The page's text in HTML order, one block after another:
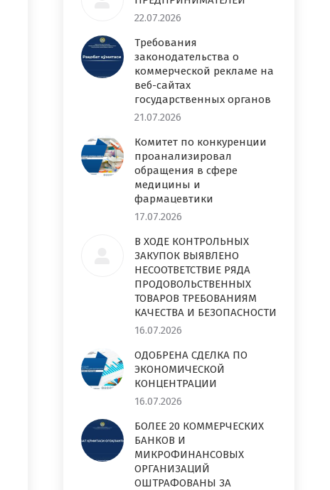
22.07.2026
Требования
законодательства о
коммерческой рекламе на
веб-сайтах
государственных органов
21.07.2026
Комитет по конкуренции
проанализировал
обращения в сфере
медицины и
фармацевтики
17.07.2026
В ХОДЕ КОНТРОЛЬНЫХ
ЗАКУПОК ВЫЯВЛЕНО
НЕСООТВЕТСТВИЕ РЯДА
ПРОДОВОЛЬСТВЕННЫХ
ТОВАРОВ ТРЕБОВАНИЯМ
КАЧЕСТВА И БЕЗОПАСНОСТИ
16.07.2026
ОДОБРЕНА СДЕЛКА ПО
ЭКОНОМИЧЕСКОЙ
КОНЦЕНТРАЦИИ
16.07.2026
БОЛЕЕ 20 КОММЕРЧЕСКИХ
БАНКОВ И
МИКРОФИНАНСОВЫХ
ОРГАНИЗАЦИЙ
ОШТРАФОВАНЫ ЗА